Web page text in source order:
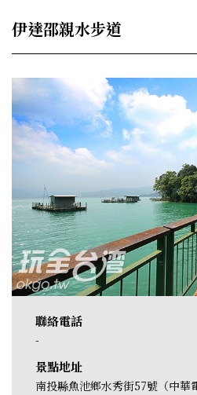
伊達邵親水步道
聯絡電話
-
景點地址
南投縣魚池鄉水秀街57號（中華